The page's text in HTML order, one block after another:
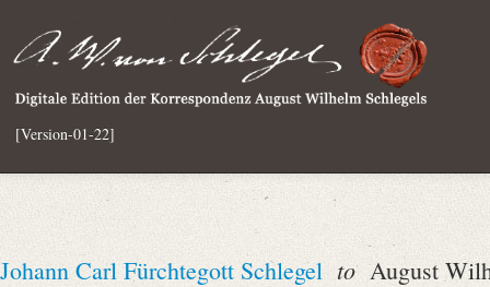
[Version-01-22]
Johann Carl Fürchtegott Schlegel toAugust